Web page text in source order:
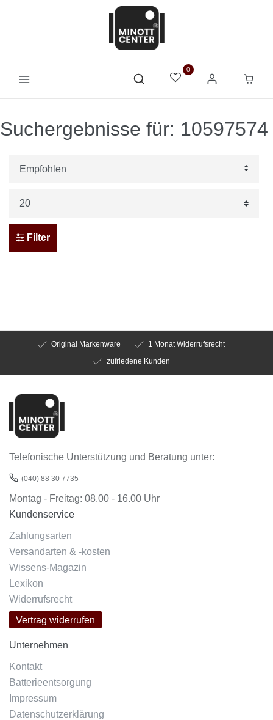
0
Suchergebnisse für: 10597574
Filter
Original Markenware
1 Monat Widerrufsrecht
zufriedene Kunden
Telefonische Unterstützung und Beratung unter:
(040) 88 30 7735
Montag - Freitag: 08.00 - 16.00 Uhr
Kundenservice
Zahlungsarten
Versandarten & -kosten
Wissens-Magazin
Lexikon
Widerrufsrecht
Vertrag widerrufen
Unternehmen
Kontakt
Batterieentsorgung
Impressum
Datenschutzerklärung